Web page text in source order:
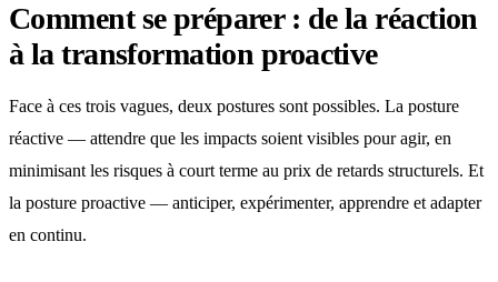
Comment se préparer : de la réaction
à la transformation proactive
Face à ces trois vagues, deux postures sont possibles. La posture
réactive — attendre que les impacts soient visibles pour agir, en
minimisant les risques à court terme au prix de retards structurels. Et
la posture proactive — anticiper, expérimenter, apprendre et adapter
en continu.